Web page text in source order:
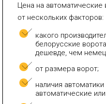
Цена на автоматические
от нескольких факторов:
какого
белорусские
дешевде, чем
от размера ворот;
наличия
автоматические